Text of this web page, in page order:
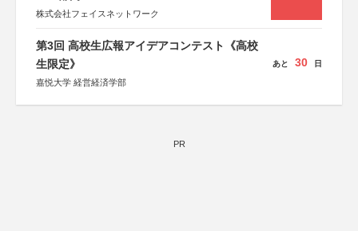
株式会社フェイスネットワーク
第3回 高校生広報アイデアコンテスト《高校
生限定》
嘉悦大学 経営経済学部
あと 30 日
PR